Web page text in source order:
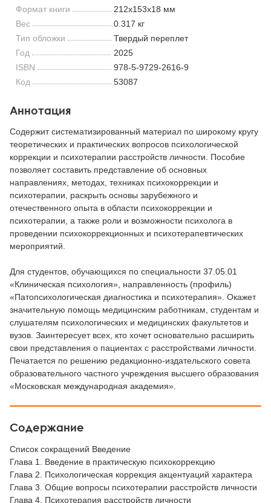
Формат книги
212x153x18 мм
Вес
0.317 кг
Тип обложки
Твердый переплет
Год
2025
ISBN
978-5-9729-2616-9
Код
53087
Аннотация
Содержит систематизированный материал по широкому кругу
теоретических и практических вопросов психологической
коррекции и психотерапии расстройств личности. Пособие
позволяет составить представление об основных
направлениях, методах, техниках психокоррекции и
психотерапии, раскрыть основы зарубежного и
отечественного опыта в области психокоррекции и
психотерапии, а также роли и возможности психолога в
проведении психокоррекционных и психотерапевтических
мероприятий.
Для студентов, обучающихся по специальности 37.05.01
«Клиническая психология», направленность (профиль)
«Патопсихологическая диагностика и психотерапия». Окажет
значительную помощь медицинским работникам, студентам и
слушателям психологических и медицинских факультетов и
вузов. Заинтересует всех, кто хочет основательно расширить
свои представления о пациентах с расстройствами личности.
Печатается по решению редакционно-издательского совета
образовательного частного учреждения высшего образования
«Московская международная академия».
Содержание
Список сокращений Введение
Глава 1. Введение в практическую психокоррекцию
Глава 2. Психологическая коррекция акцентуаций характера
Глава 3. Общие вопросы психотерапии расстройств личности
Глава 4. Психотерапия расстройств личности